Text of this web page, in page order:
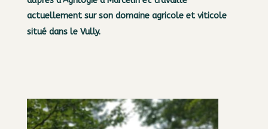
actuellement sur son domaine agricole et viticole
situé dans le Vully.